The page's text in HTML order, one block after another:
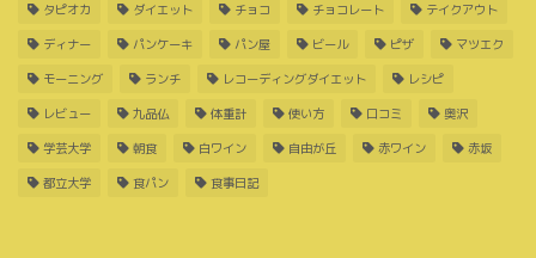
タピオカ ダイエット チョコ チョコレート テイクアウト
ディナー パンケーキ パン屋 ビール ピザ マツエク
モーニング ランチ レコーディングダイエット レシピ
レビュー 九品仏 体重計 使い方 口コミ 奥沢
学芸大学 朝食 白ワイン 自由が丘 赤ワイン 赤坂
都立大学 食パン 食事日記